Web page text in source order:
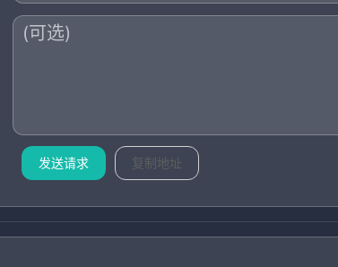
发送请求 复制地址